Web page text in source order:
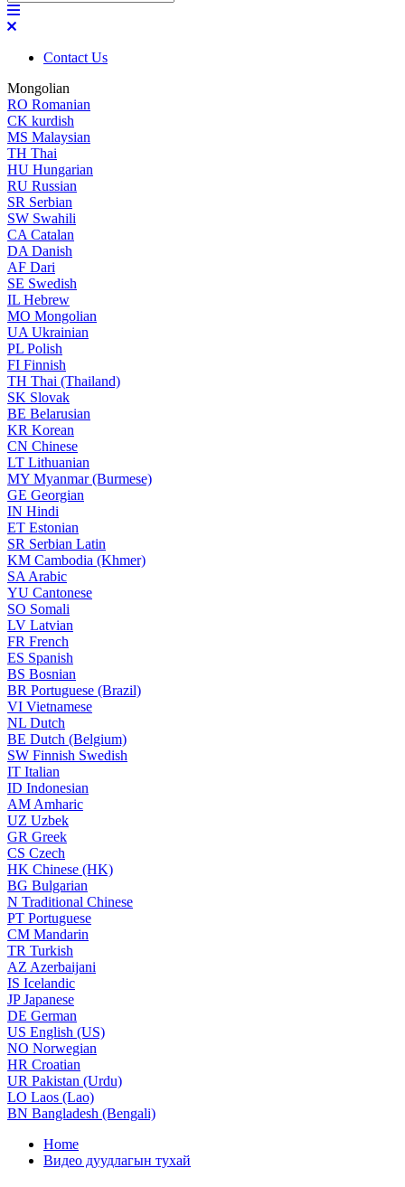
Contact Us
Mongolian
RO Romanian
CK kurdish
MS Malaysian
TH Thai
HU Hungarian
RU Russian
SR Serbian
SW Swahili
CA Catalan
DA Danish
AF Dari
SE Swedish
IL Hebrew
MO Mongolian
UA Ukrainian
PL Polish
FI Finnish
TH Thai (Thailand)
SK Slovak
BE Belarusian
KR Korean
CN Chinese
LT Lithuanian
MY Myanmar (Burmese)
GE Georgian
IN Hindi
ET Estonian
SR Serbian Latin
KM Cambodia (Khmer)
SA Arabic
YU Cantonese
SO Somali
LV Latvian
FR French
ES Spanish
BS Bosnian
BR Portuguese (Brazil)
VI Vietnamese
NL Dutch
BE Dutch (Belgium)
SW Finnish Swedish
IT Italian
ID Indonesian
AM Amharic
UZ Uzbek
GR Greek
CS Czech
HK Chinese (HK)
BG Bulgarian
N Traditional Chinese
PT Portuguese
CM Mandarin
TR Turkish
AZ Azerbaijani
IS Icelandic
JPJapanese
DE German
US English (US)
NO Norwegian
HR Croatian
UR Pakistan (Urdu)
LO Laos (Lao)
BN Bangladesh (Bengali)
Home
Видео дуудлагын тухай